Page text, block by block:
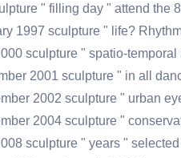
" filling day " attend the
1997 sculpture " life?
sculpture " spatio-
2001 sculpture " in all
2002 sculpture " urban
2004 sculpture "
sculpture " years "